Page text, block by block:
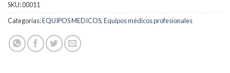
SKU:00011
Categorías:EQUIPOS MEDICOS,Equipos médicos profesionales